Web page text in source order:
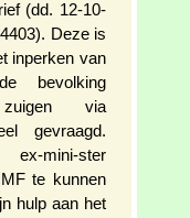
(dd. 12-10-
Deze is
inperken van
bevolking
via
gevraagd.
mini-ster
te kunnen
hulp aan het